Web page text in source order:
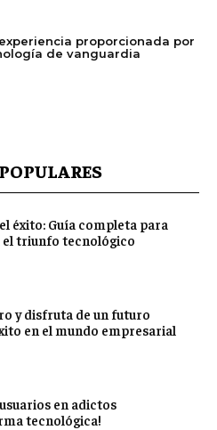
proporcionada por
de vanguardia
éxito: Guía completa para
el triunfo tecnológico
y disfruta de un futuro
en el mundo empresarial
en adictos
tecnológica!